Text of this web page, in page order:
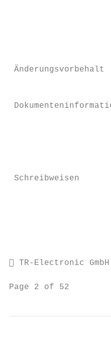
Änderungsvorbehalt
Schreibweisen
 TR-Electronic
Page 2 of 52